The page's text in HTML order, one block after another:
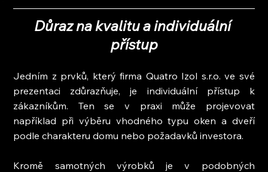
Důraz na kvalitu a individuální
přístup
Jedním z prvků, který firma Quatro Izol s.r.o. ve své
prezentaci zdůrazňuje, je individuální přístup k
zákazníkům. Ten se v praxi může projevovat
například při výběru vhodného typu oken a dveří
podle charakteru domu nebo požadavků investora.
Kromě samotných výrobků je v podobných